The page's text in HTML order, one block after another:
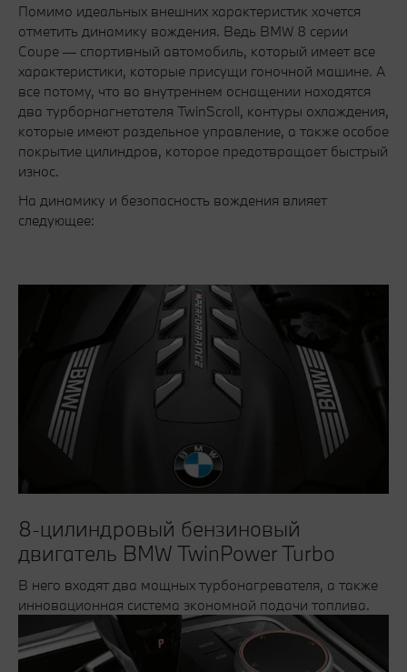
Помимо идеальных внешних характеристик хочется
отметить динамику вождения. Ведь BMW 8 серии
Coupe — спортивный автомобиль, который имеет все
характеристики, которые присущи гоночной машине. А
все потому, что во внутреннем оснащении находятся
два турборнагнетателя TwinScroll, контуры охлаждения,
которые имеют раздельное управление, а также особое
покрытие цилиндров, которое предотвращает быстрый
износ.
На динамику и безопасность вождения влияет
следующее:
8-цилиндровый бензиновый
двигатель BMW TwinPower Turbo
В него входят два мощных турбонагревателя, а также
инновационная система экономной подачи топлива.